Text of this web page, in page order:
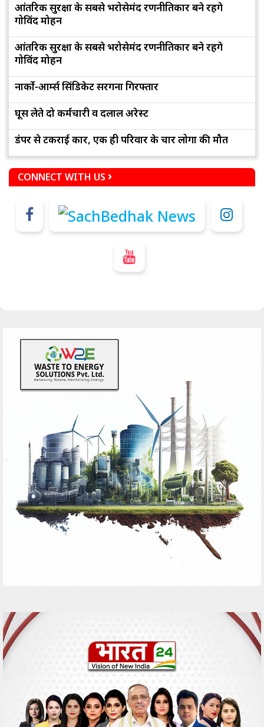
आंतरिक सुरक्षा के सबसे भरोसेमंद रणनीतिकार बने रहेंगे
गोविंद मोहन
आंतरिक सुरक्षा के सबसे भरोसेमंद रणनीतिकार बने रहेंगे
गोविंद मोहन
नार्को-आर्म्स सिंडिकेट सरगना गिरफ्तार
घूस लेते दो कर्मचारी व दलाल अरेस्ट
डंपर से टकराई कार, एक ही परिवार के चार लोगों की मौत
CONNECT WITH US